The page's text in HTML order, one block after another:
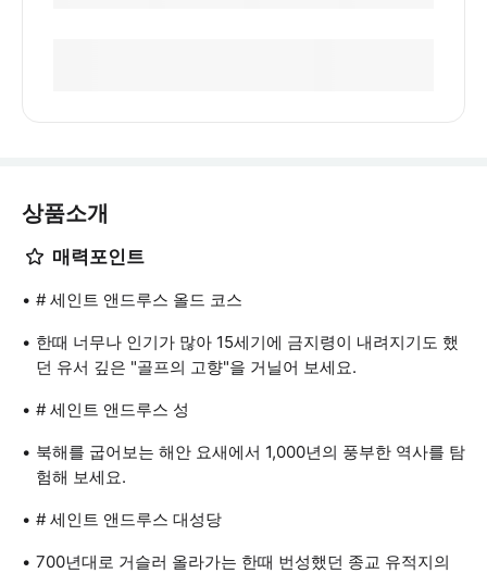
상품소개
매력포인트
# 세인트 앤드루스 올드 코스
한때 너무나 인기가 많아 15세기에 금지령이 내려지기도 했
던 유서 깊은 "골프의 고향"을 거닐어 보세요.
# 세인트 앤드루스 성
북해를 굽어보는 해안 요새에서 1,000년의 풍부한 역사를 탐
험해 보세요.
# 세인트 앤드루스 대성당
700년대로 거슬러 올라가는 한때 번성했던 종교 유적지의